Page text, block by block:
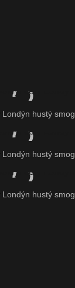
hustý smog.
hustý smog.
hustý smog.